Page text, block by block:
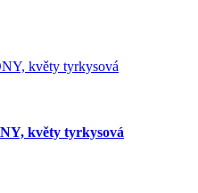
květy tyrkysová